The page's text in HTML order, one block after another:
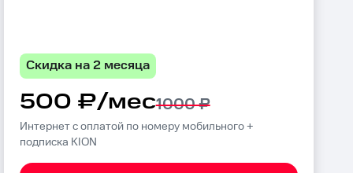
Скидка на 2 месяца
500 ₽/мес1000 ₽
Интернет с оплатой по номеру мобильного +
подписка KION